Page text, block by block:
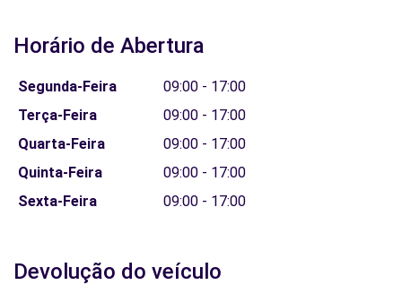
Horário de Abertura
Segunda-Feira
09:00 - 17:00
Terça-Feira
09:00 - 17:00
Quarta-Feira
09:00 - 17:00
Quinta-Feira
09:00 - 17:00
Sexta-Feira
09:00 - 17:00
Devolução do veículo